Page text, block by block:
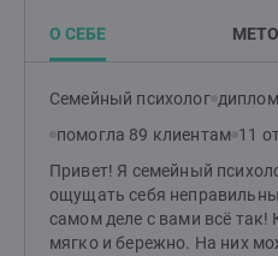
принципа: "Прежде всего –
границы и желания всегда
методах. Комбинирую
наилучшего результата
ждёт? Эффективные
поддержка и новый
Вместе мы найдём ответы
легче, гармоничнее и
шагам? Создайте заявку,
переменам!
О СЕБЕ
Семейный психолог
помогла 89 клиентам 11
Привет! Я семейный
ощущать себя
самом деле с вами всё так!
мягко и бережно. На них